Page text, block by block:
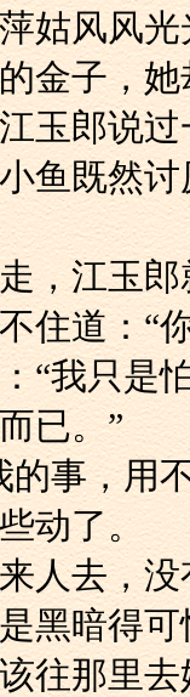
铁萍姑风
金子，
和江玉郎
鱼既然
面走，江玉
不住道：
道：“我只
已。”
“我的事，
动了。
人来人去
黑暗得可
道该往那